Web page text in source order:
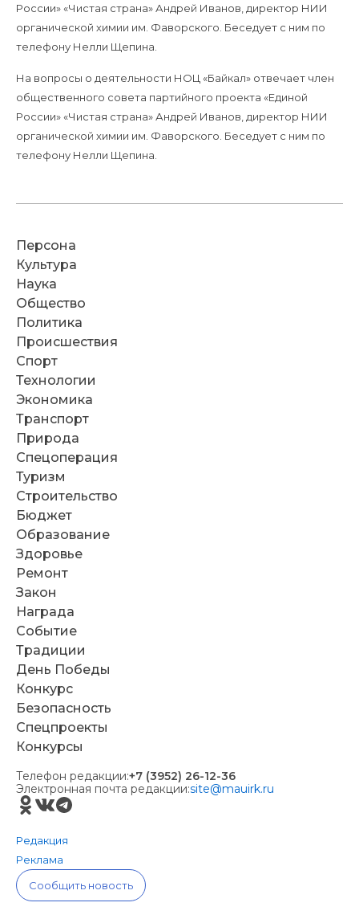
России» «Чистая страна» Андрей Иванов, директор НИИ
органической химии им. Фаворского. Беседует с ним по
телефону Нелли Щепина.
На вопросы о деятельности НОЦ «Байкал» отвечает член
общественного совета партийного проекта «Единой
России» «Чистая страна» Андрей Иванов, директор НИИ
органической химии им. Фаворского. Беседует с ним по
телефону Нелли Щепина.
Персона
Культура
Наука
Общество
Политика
Происшествия
Спорт
Технологии
Экономика
Транспорт
Природа
Спецоперация
Туризм
Строительство
Бюджет
Образование
Здоровье
Ремонт
Закон
Награда
Событие
Традиции
День Победы
Конкурс
Безопасность
Спецпроекты
Конкурсы
Телефон редакции:+7 (3952) 26-12-36
Электронная почта редакции:site@mauirk.ru
Редакция
Реклама
Сообщить новость